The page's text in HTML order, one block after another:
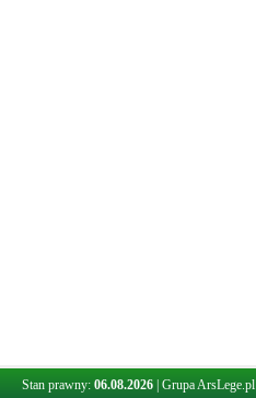
Stan prawny: 06.08.2026 Grupa ArsLege.pl